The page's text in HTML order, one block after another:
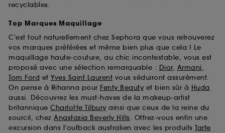
recyclables.
Top Marques Maquillage
C’est tout naturellement chez Sephora que vous retrouverez
vos marques préférées et même bien plus que cela ! Le
maquillage haute-couture, au chic incontestable, vous est
proposé avec une sélection remarquable : Dior, Armani,
Tom Ford et Yves Saint Laurent vous séduiront assurément.
On pense à Rihanna pour Fenty Beauty et bien sûr à Huda
aussi. Découvrez les must-haves de la makeup-artist
britannique Charlotte Tilbury ainsi que ceux de la reine du
sourcil, chez Anastasia Beverly Hills. Offrez-vous enfin une
excursion dans l’outback australien avec les produits Tarte